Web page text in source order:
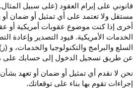
قانوني على إبرام العقود (على سبيل
مستقل ولا تعتمد على أي تمثيل أو ضمان
أخرى إذا كنت موضوع عقوبات أمريكية أو
الخدمات الأمريكية. قيود التصدير وإعادة
السلع والبرامج والتكنولوجيا والخدمات،
عن طريق تسجيل الدخول إلى حسابك على
نحن لا نقدم أي تمثيل أو ضمان أو تعهد
إجراءات تقوم بها بناء على توقعاتك.